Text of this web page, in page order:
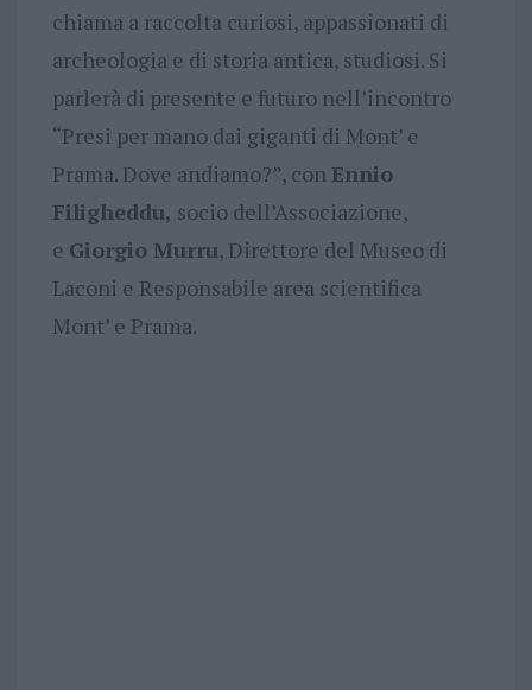
chiama a raccolta curiosi, appassionati di
archeologia e di storia antica, studiosi. Si
parlerà di presente e futuro nell’incontro
“Presi per mano dai giganti di Mont’ e
Prama. Dove andiamo?”, con Ennio
Filigheddu, socio dell’Associazione,
e Giorgio Murru, Direttore del Museo di
Laconi e Responsabile area scientifica
Mont’ e Prama.